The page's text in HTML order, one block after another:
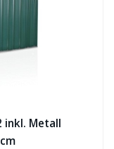
inkl. Metall